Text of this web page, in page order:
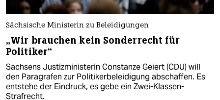
Sächsische Ministerin zu Beleidigungen
„Wir brauchen kein Sonderrecht für
Politiker“
Sachsens Justizministerin Constanze Geiert (CDU) will
den Paragrafen zur Politikerbeleidigung abschaffen. Es
entstehe der Eindruck, es gebe ein Zwei-Klassen-
Strafrecht.